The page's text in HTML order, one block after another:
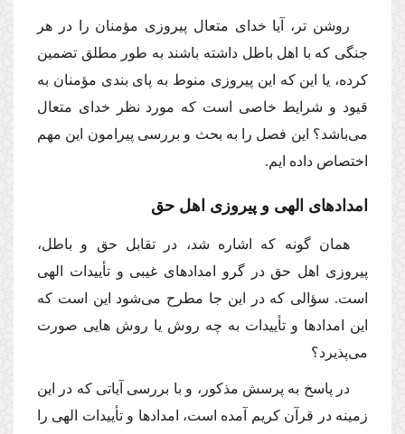
روشن تر، آیا خداى متعال پیروزى مؤمنان را در هر
جنگى كه با اهل باطل داشته باشند به طور مطلق تضمین
كرده، یا این كه این پیروزى منوط به پاى بندى مؤمنان به
قیود و شرایط خاصى است كه مورد نظر خداى متعال
مى‌باشد؟ این فصل را به بحث و بررسى پیرامون این مهم
اختصاص داده ایم.
امدادهاى الهى و پیروزى اهل حق
همان گونه كه اشاره شد، در تقابل حق و باطل،
پیروزى اهل حق در گرو امدادهاى غیبى و تأییدات الهى
است. سؤالى كه در این جا مطرح مى‌شود این است كه
این امدادها و تأییدات به چه روش یا روش هایى صورت
مى‌پذیرد؟
در پاسخ به پرسش مذكور، و با بررسى آیاتى كه در این
زمینه در قرآن كریم آمده است، امدادها و تأییدات الهى را